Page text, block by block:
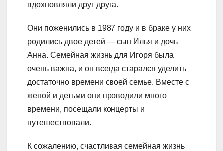
вдохновляли друг друга.
Они поженились в 1987 году и в браке у них
родились двое детей — сын Илья и дочь
Анна. Семейная жизнь для Игоря была
очень важна, и он всегда старался уделить
достаточно времени своей семье. Вместе с
женой и детьми они проводили много
времени, посещали концерты и
путешествовали.
К сожалению, счастливая семейная жизнь